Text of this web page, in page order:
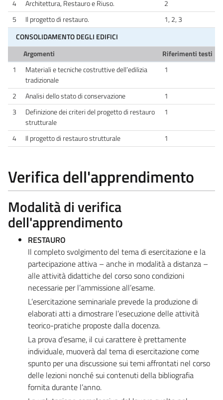
4 Architettura, Restauro e Riuso.
2
5
Il progetto di restauro.
1, 2, 3
CONSOLIDAMENTO DEGLI EDIFICI
Argomenti
Riferimenti testi
1
Materiali e tecniche costruttive dell’edilizia
tradizionale
1
2 Analisi dello stato di conservazione
1
3
Definizione dei criteri del progetto di restauro
strutturale
1
4 Il progetto di restauro strutturale 1
Verifica dell'apprendimento
Modalità di verifica
dell'apprendimento
RESTAURO
Il completo svolgimento del tema di esercitazione e la
partecipazione attiva – anche in modalità a distanza –
alle attività didattiche del corso sono condizioni
necessarie per l’ammissione all’esame.
L’esercitazione seminariale prevede la produzione di
elaborati atti a dimostrare l’esecuzione delle attività
teorico-pratiche proposte dalla docenza.
La prova d’esame, il cui carattere è prettamente
individuale, muoverà dal tema di esercitazione come
spunto per una discussione sui temi affrontati nel corso
delle lezioni nonché sui contenuti della bibliografia
fornita durante l’anno.